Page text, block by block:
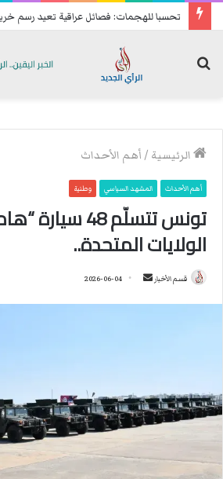
تحسبا للهجمات: فصائل عراقية تعيد رسم خريطة
الرئيسية /أهم الأحداث
أهم الأحداث المشهد السياسي وطنية
تونس تتسلّم 48
الولايات المتحدة..
قسم الأخبار
د
ا
2026-06-04